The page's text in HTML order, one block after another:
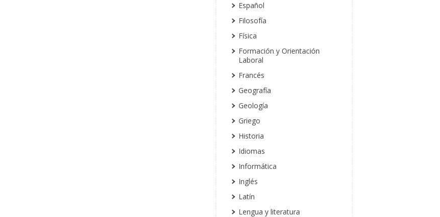
Español
Filosofía
Física
Formación y Orientación
Laboral
Francés
Geografía
Geología
Griego
Historia
Idiomas
Informática
Inglés
Latín
Lengua y literatura